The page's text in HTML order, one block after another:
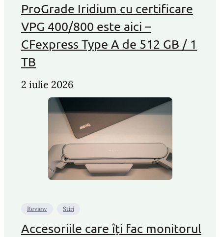
ProGrade Iridium cu certificare
VPG 400/800 este aici –
CFexpress Type A de 512 GB / 1
TB
2 iulie 2026
Review Stiri
Accesoriile care îți fac monitorul